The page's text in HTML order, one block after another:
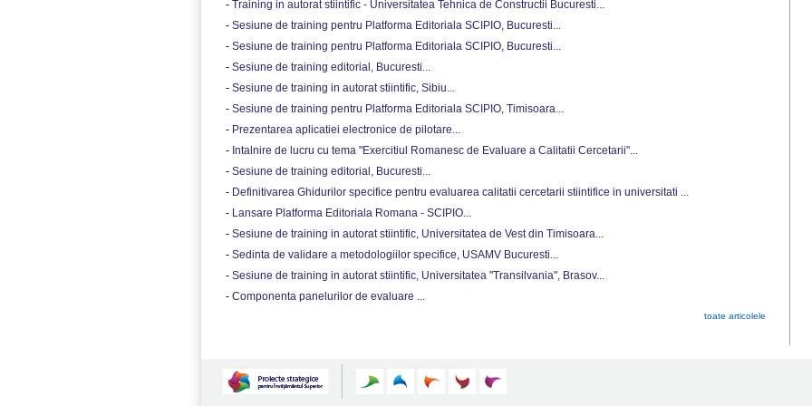
- Training in autorat stiintific - Universitatea Tehnica de Constructii Bucuresti...
- Sesiune de training pentru Platforma Editoriala SCIPIO, Bucuresti...
- Sesiune de training pentru Platforma Editoriala SCIPIO, Bucuresti...
- Sesiune de training editorial, Bucuresti...
- Sesiune de training in autorat stiintific, Sibiu...
- Sesiune de training pentru Platforma Editoriala SCIPIO, Timisoara...
- Prezentarea aplicatiei electronice de pilotare...
- Intalnire de lucru cu tema "Exercitiul Romanesc de Evaluare a Calitatii Cercetarii"...
- Sesiune de training editorial, Bucuresti...
- Definitivarea Ghidurilor specifice pentru evaluarea calitatii cercetarii stiintifice in universitati ...
- Lansare Platforma Editoriala Romana - SCIPIO...
- Sesiune de training in autorat stiintific, Universitatea de Vest din Timisoara...
- Sedinta de validare a metodologiilor specifice, USAMV Bucuresti...
- Sesiune de training in autorat stiintific, Universitatea "Transilvania", Brasov...
- Componenta panelurilor de evaluare ...
toate articolele